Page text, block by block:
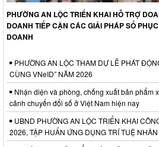
PHƯỜNG AN LỘC TRIỂN KHAI HỖ TRỢ
DOANH TIẾP CẬN CÁC GIẢI PHÁP SỐ
DOANH
PHƯỜNG AN LỘC THAM DỰ LỄ PHÁT
CÙNG VNeID” NĂM 2026
Nhận diện và phòng, chống xuất bản phẩm
cảnh chuyển đổi số ở Việt Nam hiện nay
UBND PHƯỜNG AN LỘC TRIỂN KHAI
2026, TẬP HUẤN ỨNG DỤNG TRÍ TUỆ